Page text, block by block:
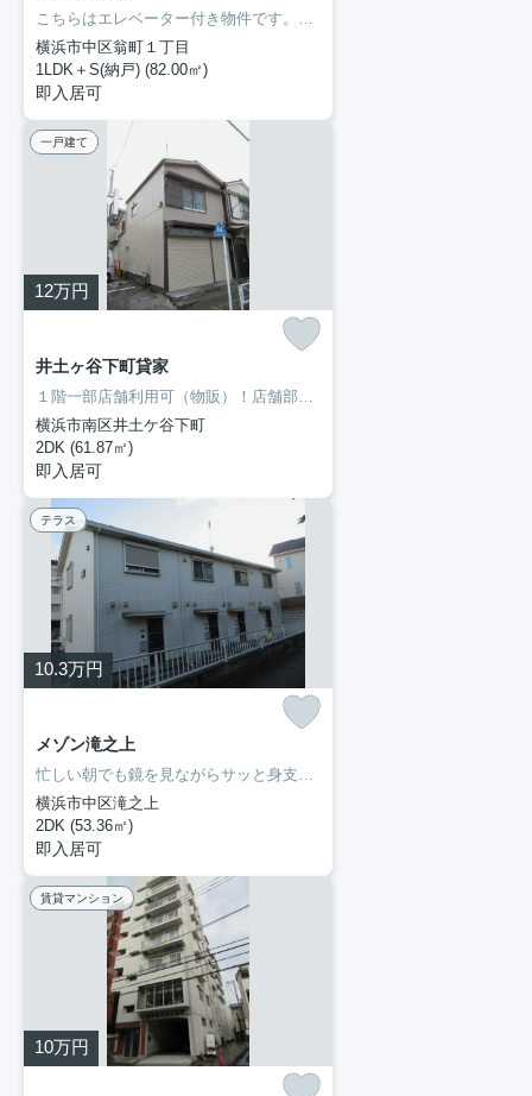
こちらはエレベーター付き物件です。専有面積も余裕の82㎡。モニターで来訪者を確認して、インターホンを通じて室内から会話することができます。室内設備はエアコン・バストイレ別など大変充実しております。ぜひ一度見ていただきたい、「第3谷知ビル」です。京浜東北線関内近くでなら、交通面で不自由のない暮らしができるでしょう。まずは横濱長者町不動産にお問い合わせください。
横浜市中区翁町１丁目
1LDK＋S(納戸) (82.00㎡)
即入居可
一戸建て
12万円
井土ヶ谷下町貸家
１階一部店舗利用可（物販）！店舗部分倉庫としても利用できます！トイレが2ヶ所あります。二人暮らしをするかたにオススメなのが2DKの物件です。室内設備は全居室フロアタイル・シャッター・バストイレ別などが揃っているので、快適に過ごしやすいお部屋になります。当社イチオシの物件の「井土ヶ谷下町貸家」。ぜひ一度ご覧ください。見学の際は、一度045-251-6681までご連絡下さいませ。
横浜市南区井土ケ谷下町
2DK (61.87㎡)
即入居可
テラス
10.3万円
メゾン滝之上
忙しい朝でも鏡を見ながらサッと身支度を整えることができる独立洗面台を備えております。収納はクロゼット・シューズボックスなどが備え付けられているので、衣類や日用品の収納に重宝します。ぜひ一度見ていただきたい、「メゾン滝之上」です。新しい暮らしをお考えの方はどんな住まいをお求めですか。ぜひ当社にお客様のご希望をお聞かせ下さい。当スタッフが住まい探しを誠心誠意お手伝いさせていただきます。
横浜市中区滝之上
2DK (53.36㎡)
即入居可
賃貸マンション
10万円